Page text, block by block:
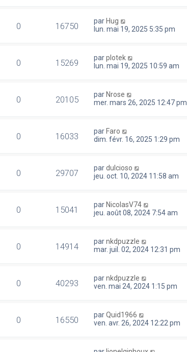
0 16750 par Hug
lun. mai 19, 2025 5:35 pm
0 15269 parplotek
lun. mai 19, 2025 10:59 am
0 20105 par Nrose
mer. mars 26, 2025 12:47 pm
0 16033 par Faro
dim. févr. 16, 2025 1:29 pm
0 29707 pardulcioso
jeu. oct. 10, 2024 11:58 am
0 15041 par NicolasV74
jeu. août 08, 2024 7:54 am
0 14914 parnkdpuzzle
mar. juil. 02, 2024 12:31 pm
0 40293 parnkdpuzzle
ven. mai 24, 2024 1:15 pm
0 16550 parQuid1966
ven. avr. 26, 2024 12:22 pm